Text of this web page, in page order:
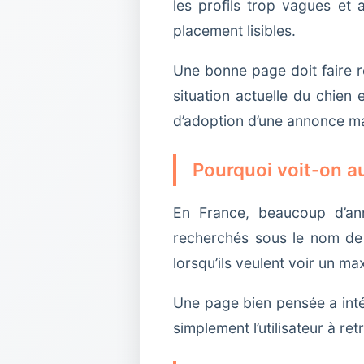
les profils trop vagues et
placement lisibles.
Une bonne page doit faire
situation actuelle du chien
d’adoption d’une annonce
Pourquoi voit-on
En France, beaucoup
recherchés sous le nom
lorsqu’ils veulent voir un
Une page bien pensée a
simplement l’utilisateur à